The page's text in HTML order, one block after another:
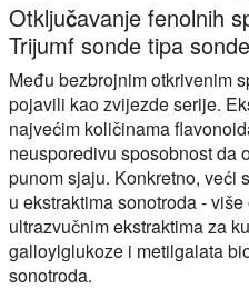
Otključavanje fenolnih
Trijumf sonde tipa sonde
Među bezbrojnim otkrivenim
pojavili kao zvijezde serije.
najvećim količinama
neusporedivu sposobnost da
punom sjaju. Konkretno, veći
u ekstraktima sonotroda -
ultrazvučnim ekstraktima za
galloylglukoze i metilgalata
sonotroda.